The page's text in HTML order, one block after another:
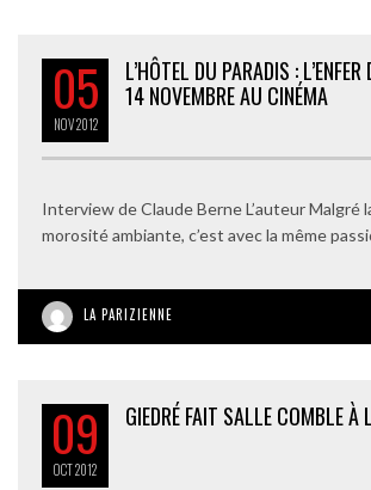
05
NOV2012
L’HÔTEL DU PARADIS :
14 NOVEMBRE AU CINÉMA
Interview de Claude Berne L’auteur Malgré
morosité ambiante, c’est avec la même
LA PARIZIENNE
09
OCT2012
GIEDRÉ FAIT SALLE COMBLE À